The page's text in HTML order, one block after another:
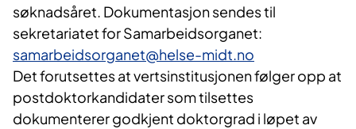
søknadsåret. Dokumentasjon sendes til
sekretariatet for Samarbeidsorganet:
samarbeidsorganet@helse-midt.no
Det forutsettes at vertsinstitusjonen følger opp at
postdoktorkandidater som tilsettes
dokumenterer godkjent doktorgrad i løpet av